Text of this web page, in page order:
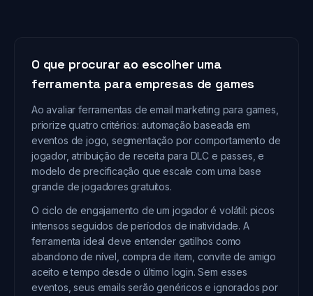
O que procurar ao escolher uma
ferramenta para empresas de games
Ao avaliar ferramentas de email marketing para games,
priorize quatro critérios: automação baseada em
eventos de jogo, segmentação por comportamento de
jogador, atribuição de receita para DLC e passes, e
modelo de precificação que escale com uma base
grande de jogadores gratuitos.
O ciclo de engajamento de um jogador é volátil: picos
intensos seguidos de períodos de inatividade. A
ferramenta ideal deve entender gatilhos como
abandono de nível, compra de item, convite de amigo
aceito e tempo desde o último login. Sem esses
eventos, seus emails serão genéricos e ignorados por